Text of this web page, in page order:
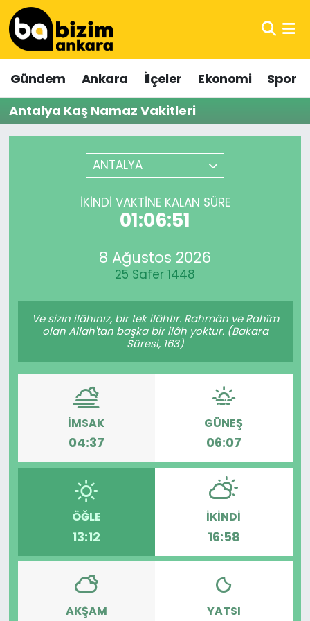
Gündem Ankara İlçeler Ekonomi
Spor
Antalya Kaş Namaz Vakitleri
ANTALYA
İKINDI VAKTINE KALAN SÜRE
01:06:51
8 Ağustos 2026
25 Safer 1448
Ve sizin ilâhınız, bir tek ilâhtır. Rahmân ve Rahîm
olan Allah'tan başka bir ilâh yoktur. (Bakara
Sûresi, 163)
İMSAK
04:37
GÜNEŞ
06:07
ÖĞLE
13:12
İKINDI
16:58
AKŞAM YATSI
Hava Durumu
Trafik Durumu
Süper Lig Puan Durumu ve Fikstür
Tüm Manşetler
Son Dakika Haberleri